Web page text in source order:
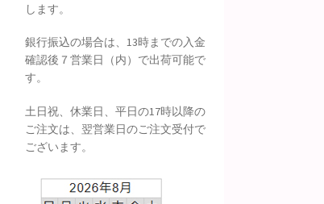
します。
銀行振込の場合は、13時までの入金
確認後７営業日（内）で出荷可能で
す。
土日祝、休業日、平日の17時以降の
ご注文は、翌営業日のご注文受付で
ございます。